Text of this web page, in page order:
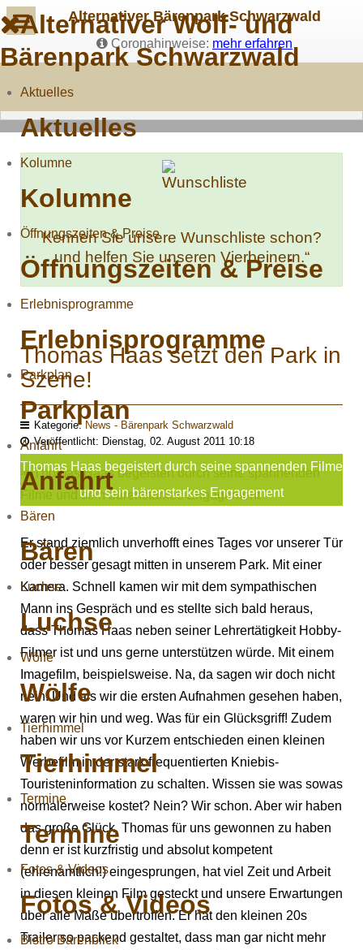
Alternativer Bärenpark Schwarzwald
Coronahinweise: mehr erfahren
Alternativer Wolf- und
Bärenpark Schwarzwald
Aktuelles
Aktuelles
Kolumne
Kolumne
Öffnungszeiten & Preise
Öffnungszeiten & Preise
Erlebnisprogramme
Erlebnisprogramme
Parkplan
Parkplan
Anfahrt
Anfahrt
Bären
Bären
Luchse
Luchse
Wölfe
Wölfe
Tierhimmel
Tierhimmel
Termine
Termine
Fotos & Videos
Fotos & Videos
Bistro Bärenblick
Kennen Sie unsere Wunschliste schon?
und helfen Sie unseren Vierbeinern.“
Thomas Haas setzt den Park in
Szene!
Kategorie: News - Bärenpark Schwarzwald
Veröffentlicht: Dienstag, 02. August 2011 10:18
Thomas Haas begeistert durch seine spannenden Filme
und sein bärenstarkes Engagement
Er stand ziemlich unverhofft eines Tages vor unserer Tür
oder besser gesagt mitten in unserem Park. Mit einer
Kamera. Schnell kamen wir mit dem sympathischen
Mann ins Gespräch und es stellte sich bald heraus,
dass Thomas Haas neben seiner Lehrertätigkeit Hobby-
Filmer ist und uns gerne unterstützen würde. Mit einem
Imagefilm, beispielsweise. Na, da sagen wir doch nicht
nein! Und als wir die ersten Aufnahmen gesehen haben,
waren wir hin und weg. Was für ein Glücksgriff! Zudem
haben wir uns vor Kurzem entschieden einen kleinen
Werbefilm in der stark frequentierten Kniebis-
Touristeninformation zu schalten. Wissen sie was sowas
normalerweise kostet? Nein? Wir schon. Aber wir haben
das große Glück, Thomas für uns gewonnen zu haben
denn er ist kurzfristig und absolut kompetent
(ehrenamtlich!) eingesprungen, hat viel Zeit und Arbeit
in diesen kleinen Film gesteckt und unsere Erwartungen
über alle Maße übertroffen. Er hat den kleinen 20s
Trailer so packend gestaltet, dass man gar nicht mehr